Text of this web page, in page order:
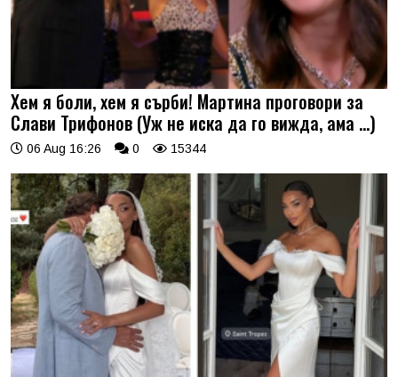
Хем я боли, хем я сърби! Мартина проговори за
Слави Трифонов (Уж не иска да го вижда, ама …)
06 Aug 16:26 0 15344